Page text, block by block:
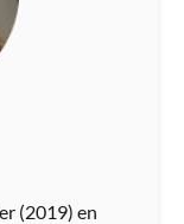
(2019) en